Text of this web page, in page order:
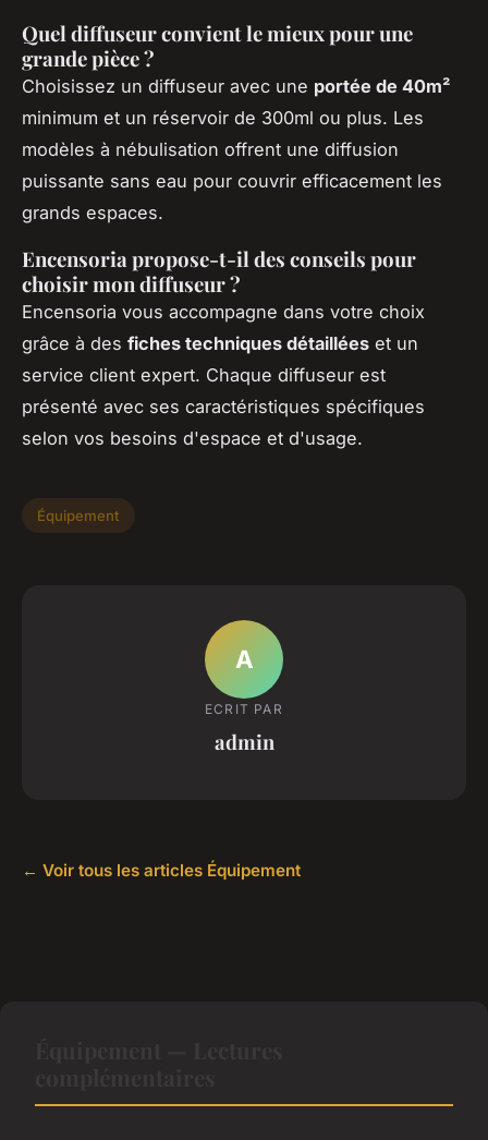
Quel diffuseur convient le mieux pour une
grande pièce ?
Choisissez un diffuseur avec une portée de 40m²
minimum et un réservoir de 300ml ou plus. Les
modèles à nébulisation offrent une diffusion
puissante sans eau pour couvrir efficacement les
grands espaces.
Encensoria propose-t-il des conseils pour
choisir mon diffuseur ?
Encensoria vous accompagne dans votre choix
grâce à des fiches techniques détaillées et un
service client expert. Chaque diffuseur est
présenté avec ses caractéristiques spécifiques
selon vos besoins d'espace et d'usage.
Équipement
A
ECRIT PAR
admin
← Voir tous les articles Équipement